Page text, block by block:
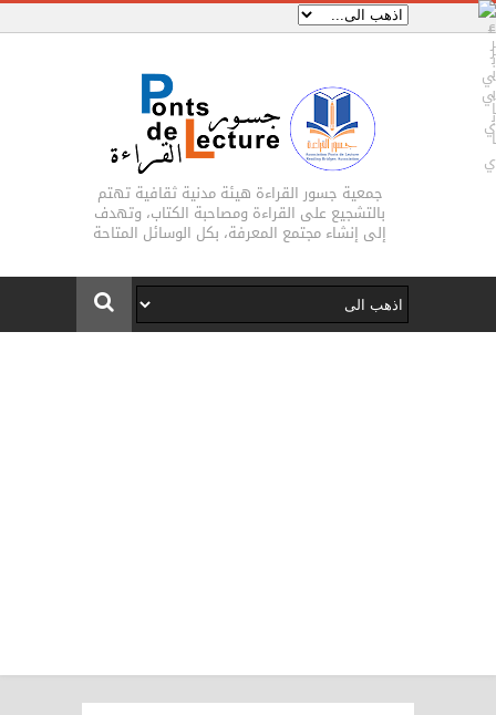
جمعية جسور القراءة هيئة مدنية ثقافية تهتم
بالتشجيع على القراءة ومصاحبة الكتاب، وتهدف
إلى إنشاء مجتمع المعرفة، بكل الوسائل المتاحة